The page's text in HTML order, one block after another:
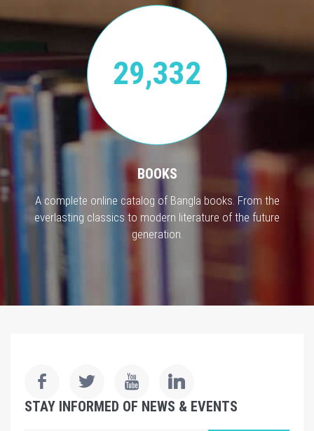
29,332
BOOKS
A complete online catalog of Bangla books. From the
everlasting classics to modern literature of the future
generation.
STAY INFORMED OF NEWS & EVENTS